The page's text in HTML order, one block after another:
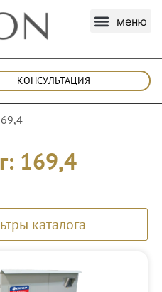
КОНСУЛЬТАЦИЯ
169,4
каталога